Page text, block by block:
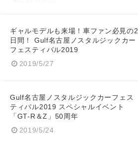
ギャルモデルも来場！車ファン必見の2
日間！ Gulf名古屋ノスタルジックカー
フェスティバル2019
2019/5/27
Gulf名古屋ノスタルジックカーフェス
ティバル2019 スペシャルイベント
「GT-R＆Z」50周年
2019/5/24